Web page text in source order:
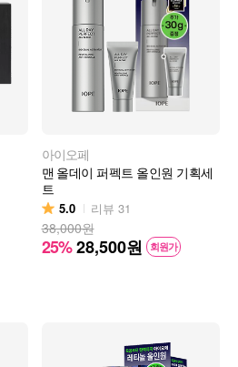
아이오페
맨 올데이 퍼펙트 올인원 기획세
트
5.0 리뷰 31
38,000원
25%28,500원 회원가